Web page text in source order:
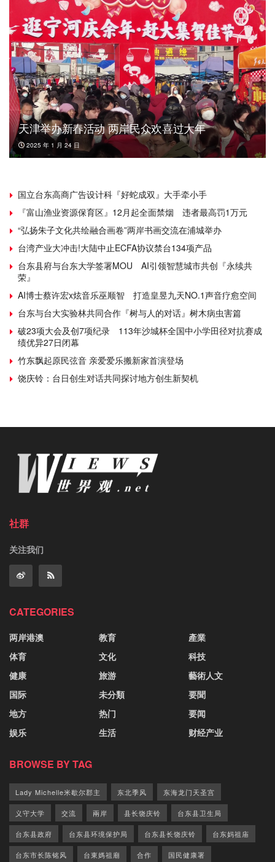
天津举办新春活动 两岸民众欢喜过大年
2025 年 1 月 24 日
国立台东高商广告设计科『好蛇成双』大手牵小手
『富山渔业资源保育区』12月起全面禁烟 违者最高罚1万元
“弘扬朱子文化共绘融合画卷”两岸书画交流在浦城举办
台湾产业大冲击!大陆中止ECFA协议禁台134项产品
台东县府与台东大学签署MOU AI引领智慧城市共创『永续共
荣』
AI博士蔡许宏x炫音乐巫顺智 打造皇昱九天NO.1声音疗愈空间
台东与台大实验林共同合作『树与人的对话』树木病虫害篇
破23项大会及创7项纪录 113年沙城杯全国中小学田径对抗赛成
绩优异27日闭幕
竹东飘起原民弦音 亲爱爱乐搬新家首演登场
饶庆铃：台日创生对话共同探讨地方创生新契机
社群
关注我们
CATEGORIES
两岸港澳
体育
健康
国际
地方
娱乐
教育
文化
旅游
未分類
热门
生活
產業
科技
藝術人文
要聞
要闻
财经产业
BROWSE BY TAG
Lady Michelle米歇尔郡主 东北季风 东海龙门天圣宫
义守大学 交流 兩岸 县长饶庆铃 台东县卫生局
台东县政府 台东县环境保护局 台东县长饶庆铃 台东妈祖庙
台东市长陈铭风 台東媽祖廟 合作 国民健康署